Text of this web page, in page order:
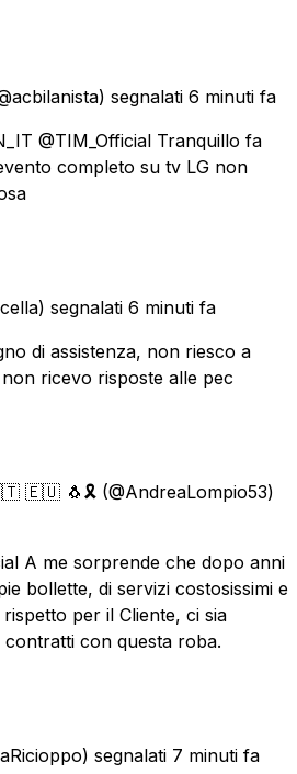
segnalati 6 minuti fa
@TIM_Official Tranquillo fa
completo su tv LG non
segnalati 6 minuti fa
di assistenza, non riesco a
ricevo risposte alle pec
🇪🇺 🐧🎗️ (@AndreaLompio53)
A me sorprende che dopo anni
bollette, di servizi costosissimi e
per il Cliente, ci sia
con questa roba.
segnalati 7 minuti fa